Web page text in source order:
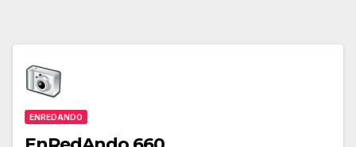
ENREDANDO